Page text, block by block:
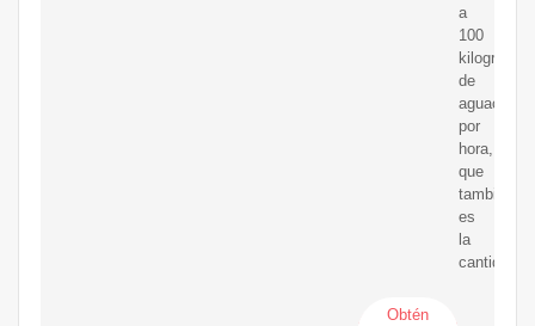
a
100
kilogramos
de
aguacates
por
hora,
que
también
es
la
cantidad
Obtén